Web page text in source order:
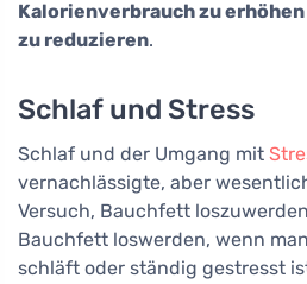
Kalorienverbrauch zu
zu reduzieren.
Schlaf und Stress
Schlaf und der Umgang mit
vernachlässigte, aber
Versuch, Bauchfett
Bauchfett loswerden, wenn
schläft oder ständig gestresst